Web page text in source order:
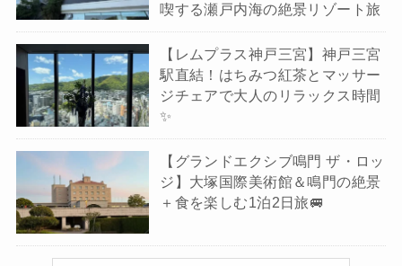
喫する瀬戸内海の絶景リゾート旅
【レムプラス神戸三宮】神戸三宮
駅直結！はちみつ紅茶とマッサー
ジチェアで大人のリラックス時間
✨
【グランドエクシブ鳴門 ザ・ロッ
ジ】大塚国際美術館＆鳴門の絶景
＋食を楽しむ1泊2日旅🚐